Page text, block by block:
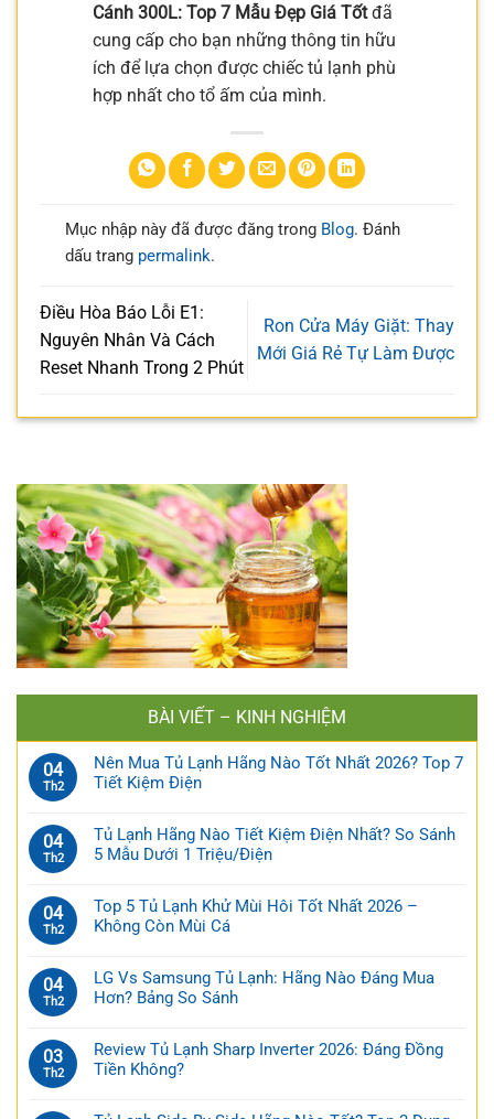
Cánh 300L: Top 7 Mẫu Đẹp Giá Tốtđã
cung cấp cho bạn những thông tin hữu
ích để lựa chọn được chiếc tủ lạnh phù
hợp nhất cho tổ ấm của mình.
Mục nhập này đã được đăng trong Blog. Đánh
dấu trang permalink.
Điều Hòa Báo Lỗi E1:
Nguyên Nhân Và Cách
Reset Nhanh Trong 2 Phút
Ron Cửa Máy Giặt: Thay
Mới Giá Rẻ Tự Làm Được
BÀI VIẾT – KINH NGHIỆM
04
Th2
Nên Mua Tủ Lạnh Hãng Nào Tốt Nhất 2026? Top 7
Tiết Kiệm Điện
04
Th2
Tủ Lạnh Hãng Nào Tiết Kiệm Điện Nhất? So Sánh
5 Mẫu Dưới 1 Triệu/Điện
04
Th2
Top 5 Tủ Lạnh Khử Mùi Hôi Tốt Nhất 2026 –
Không Còn Mùi Cá
04
Th2
LG Vs Samsung Tủ Lạnh: Hãng Nào Đáng Mua
Hơn? Bảng So Sánh
03
Th2
Review Tủ Lạnh Sharp Inverter 2026: Đáng Đồng
Tiền Không?